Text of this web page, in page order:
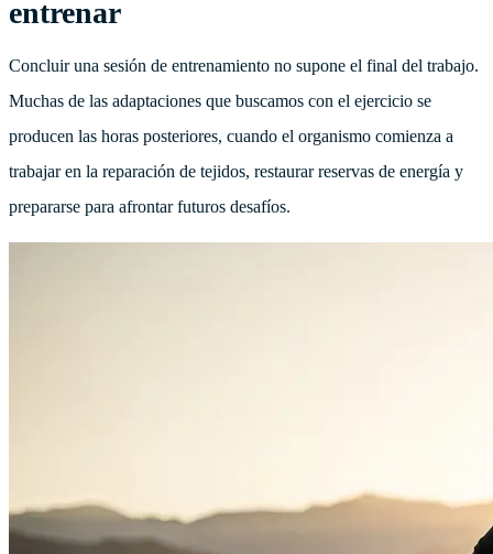
entrenar
Concluir una sesión de entrenamiento no supone el final del trabajo.
Muchas de las adaptaciones que buscamos con el ejercicio se
producen las horas posteriores, cuando el organismo comienza a
trabajar en la reparación de tejidos, restaurar reservas de energía y
prepararse para afrontar futuros desafíos.